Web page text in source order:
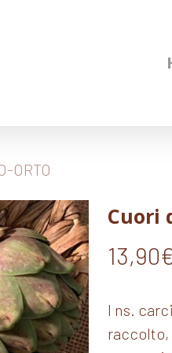
ORTO
Cuori
13,90
I ns.
raccolto,